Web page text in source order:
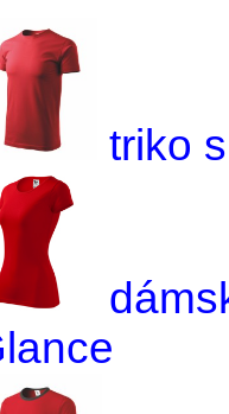
triko